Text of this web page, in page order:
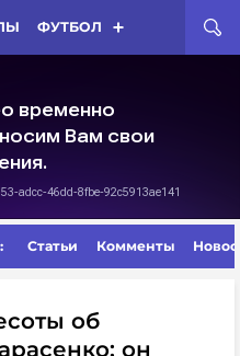
ФУТБОЛ
Статьи Комменты
об
он